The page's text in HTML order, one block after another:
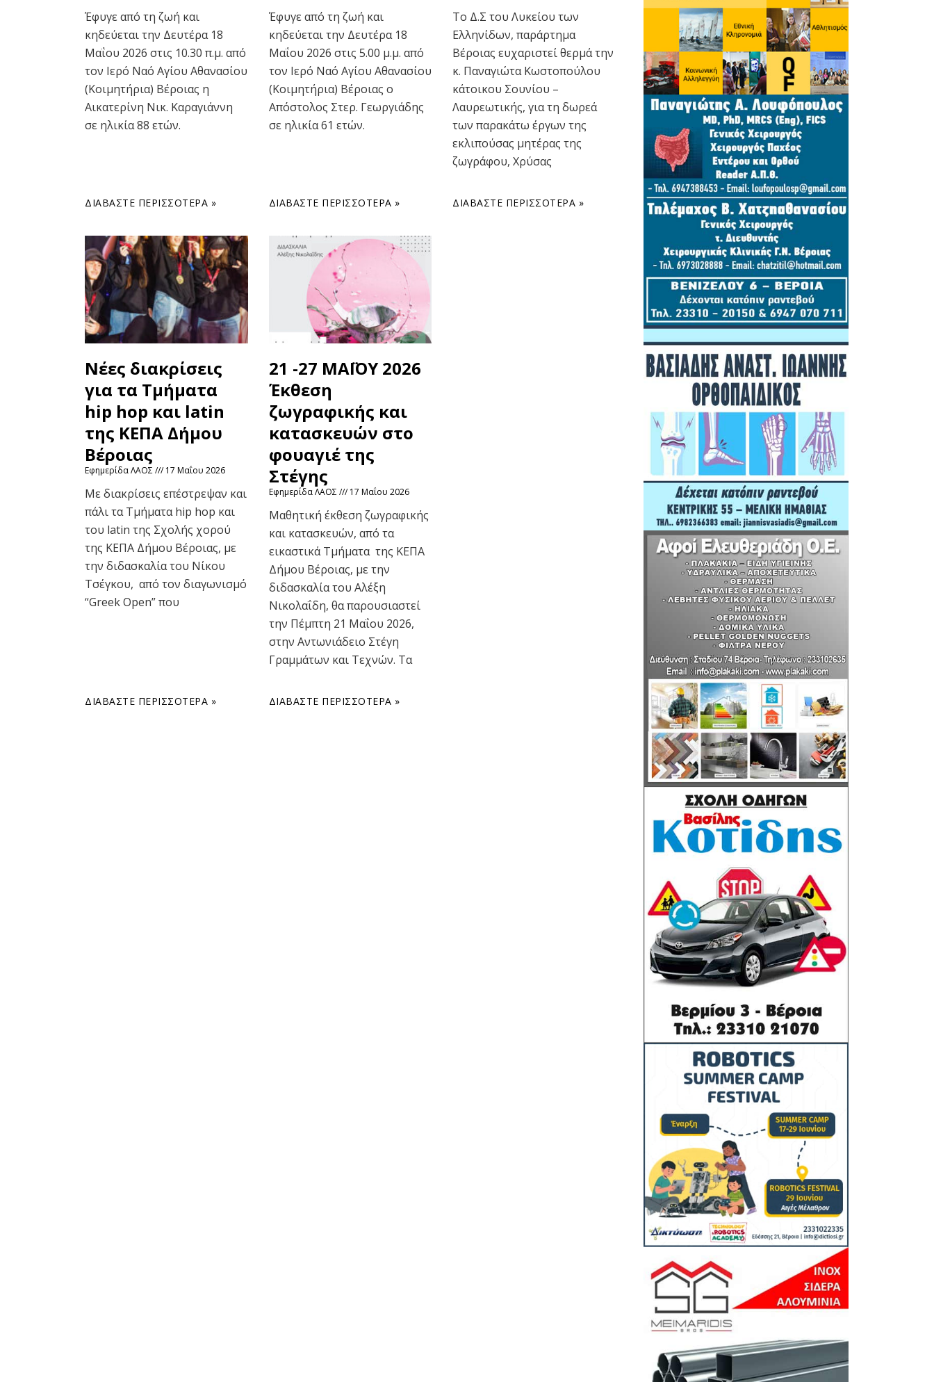
Έφυγε από τη ζωή και
κηδεύεται την Δευτέρα 18
Μαΐου 2026 στις 10.30 π.μ. από
τον Ιερό Ναό Αγίου Αθανασίου
(Κοιμητήρια) Βέροιας η
Αικατερίνη Νικ. Καραγιάννη
σε ηλικία 88 ετών.
ΔΙΑΒΆΣΤΕ ΠΕΡΙΣΣΌΤΕΡΑ »
Έφυγε από τη ζωή και
κηδεύεται την Δευτέρα 18
Μαΐου 2026 στις 5.00 μ.μ. από
τον Ιερό Ναό Αγίου Αθανασίου
(Κοιμητήρια) Βέροιας ο
Απόστολος Στερ. Γεωργιάδης
σε ηλικία 61 ετών.
ΔΙΑΒΆΣΤΕ ΠΕΡΙΣΣΌΤΕΡΑ »
Το Δ.Σ του Λυκείου των
Ελληνίδων, παράρτημα
Βέροιας ευχαριστεί θερμά την
κ. Παναγιώτα Κωστοπούλου
κάτοικου Σουνίου –
Λαυρεωτικής, για τη δωρεά
των παρακάτω έργων της
εκλιπούσας μητέρας της
ζωγράφου, Χρύσας
ΔΙΑΒΆΣΤΕ ΠΕΡΙΣΣΌΤΕΡΑ »
Νέες διακρίσεις
για τα Τμήματα
hip hop και latin
της ΚΕΠΑ Δήμου
Βέροιας
Εφημερίδα ΛΑΟΣ 17 Μαΐου 2026
Με διακρίσεις επέστρεψαν και
πάλι τα Τμήματα hip hop και
του latin της Σχολής χορού
της ΚΕΠΑ Δήμου Βέροιας, με
την διδασκαλία του Νίκου
Τσέγκου, από τον διαγωνισμό
“Greek Open” που
ΔΙΑΒΆΣΤΕ ΠΕΡΙΣΣΌΤΕΡΑ »
21 -27 ΜΑΪΟΥ 2026
Έκθεση
ζωγραφικής και
κατασκευών στο
φουαγιέ της
Στέγης
Εφημερίδα ΛΑΟΣ 17 Μαΐου 2026
Μαθητική έκθεση ζωγραφικής
και κατασκευών, από τα
εικαστικά Τμήματα της ΚΕΠΑ
Δήμου Βέροιας, με την
διδασκαλία του Αλέξη
Νικολαΐδη, θα παρουσιαστεί
την Πέμπτη 21 Μαΐου 2026,
στην Αντωνιάδειο Στέγη
Γραμμάτων και Τεχνών. Τα
ΔΙΑΒΆΣΤΕ ΠΕΡΙΣΣΌΤΕΡΑ »